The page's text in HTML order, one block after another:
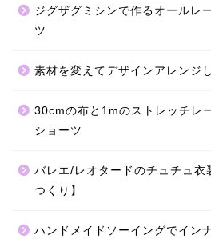
ジグザグミシンで作るオールレ
ツ
素材を変えてデザインアレンジ
30cmの布と1mのストレッチレ
ショーツ
バレエ/レオタードのチュチュ衣
つくり】
ハンドメイドソーイングでイン